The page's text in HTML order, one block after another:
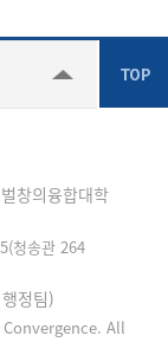
창의융합대학
청송관 264
정팀)
All